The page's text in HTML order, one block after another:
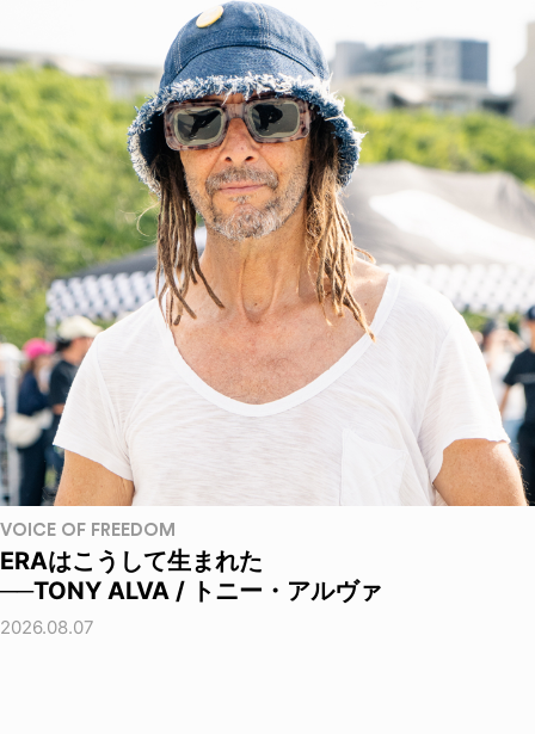
VOICE OF FREEDOM
ERAはこうして生まれた
──TONY ALVA / トニー・アルヴァ
2026.08.07